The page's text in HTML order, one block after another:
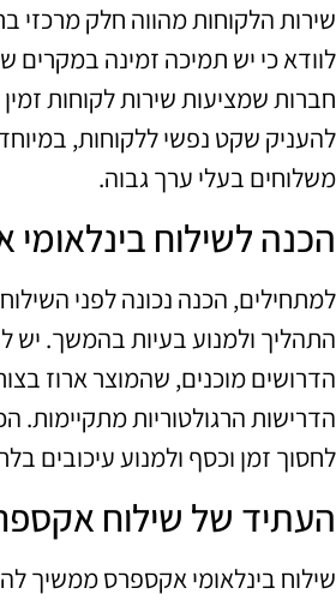
שירות הלקוחות מהווה חלק מרכזי
לוודא כי יש תמיכה זמינה במקרים
חברות שמציעות שירות לקוחות זמין
להעניק שקט נפשי ללקוחות,
משלוחים בעלי ערך גבוה.
הכנה לשילוח
למתחילים, הכנה נכונה לפני
התהליך ולמנוע בעיות בהמשך. יש
הדרושים מוכנים, שהמוצר ארוז
הדרישות הרגולטוריות מתקיימות.
לחסוך זמן וכסף ולמנוע עיכובים
העתיד של שילוח
שילוח בינלאומי אקספרס ממשיך